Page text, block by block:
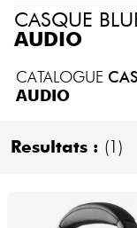
Guitares &
Claviers &
Synthés &
CASQUE
AUDIO
CATALOGUE
AUDIO
Resultats : (1)